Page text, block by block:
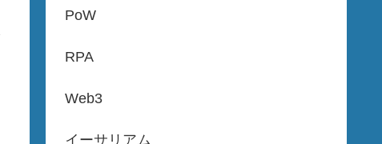
PoW
RPA
Web3
イーサリアム